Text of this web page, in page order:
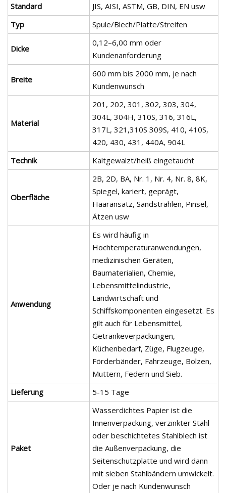
Standard
JIS, AISI, ASTM, GB, DIN, EN usw
Typ
Spule/Blech/Platte/Streifen
Dicke
0,12–6,00 mm oder
Kundenanforderung
Breite
600 mm bis 2000 mm, je nach
Kundenwunsch
Material
201, 202, 301, 302, 303, 304,
304L, 304H, 310S, 316, 316L,
317L, 321,310S 309S, 410, 410S,
420, 430, 431, 440A, 904L
Technik
Kaltgewalzt/heiß eingetaucht
Oberfläche
2B, 2D, BA, Nr. 1, Nr. 4, Nr. 8, 8K,
Spiegel, kariert, geprägt,
Haaransatz, Sandstrahlen, Pinsel,
Ätzen usw
Anwendung
Es wird häufig in
Hochtemperaturanwendungen,
medizinischen Geräten,
Baumaterialien, Chemie,
Lebensmittelindustrie,
Landwirtschaft und
Schiffskomponenten eingesetzt. Es
gilt auch für Lebensmittel,
Getränkeverpackungen,
Küchenbedarf, Züge, Flugzeuge,
Förderbänder, Fahrzeuge, Bolzen,
Muttern, Federn und Sieb.
Lieferung
5-15 Tage
Paket
Wasserdichtes Papier ist die
Innenverpackung, verzinkter Stahl
oder beschichtetes Stahlblech ist
die Außenverpackung, die
Seitenschutzplatte und wird dann
mit sieben Stahlbändern umwickelt.
Oder je nach Kundenwunsch